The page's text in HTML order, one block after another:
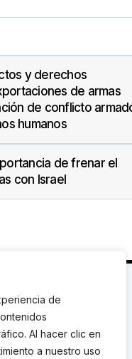
de
Al hacer clic en
a nuestro uso
y derechos
de armas
de conflicto
humanos
de frenar el
con Israel
|T.: +34 93